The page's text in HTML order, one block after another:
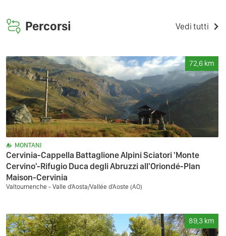
Percorsi Vedi tutti
72,6 km
MONTANI
Cervinia-Cappella Battaglione Alpini Sciatori 'Monte
Cervino'-Rifugio Duca degli Abruzzi all'Oriondé-Plan
Maison-Cervinia
Valtournenche - Valle d'Aosta/Vallée d'Aoste (AO)
89,3 km